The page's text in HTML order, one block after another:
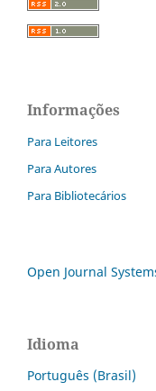
Informações
Para Leitores
Para Autores
Para Bibliotecários
Open Journal
Idioma
Português (Brasil)